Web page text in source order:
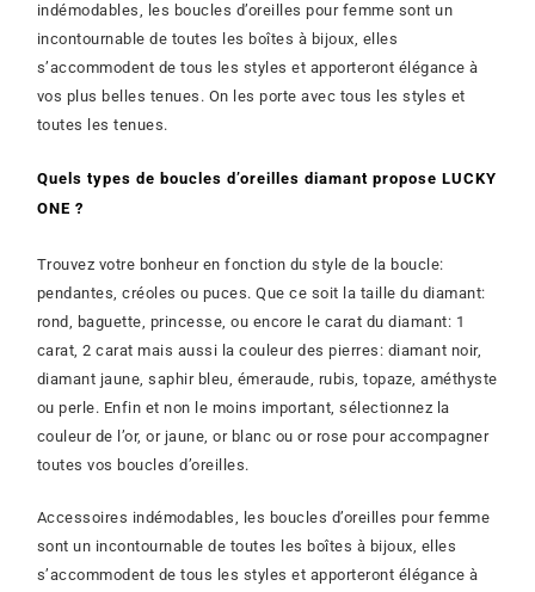
indémodables, les boucles d’oreilles pour femme sont un
incontournable de toutes les boîtes à bijoux, elles
s’accommodent de tous les styles et apporteront élégance à
vos plus belles tenues. On les porte avec tous les styles et
toutes les tenues.
Quels types de boucles d’oreilles diamant propose LUCKY
ONE ?
Trouvez votre bonheur en fonction du style de la boucle:
pendantes, créoles ou puces. Que ce soit la taille du diamant:
rond, baguette, princesse, ou encore le carat du diamant: 1
carat, 2 carat mais aussi la couleur des pierres: diamant noir,
diamant jaune, saphir bleu, émeraude, rubis, topaze, améthyste
ou perle. Enfin et non le moins important, sélectionnez la
couleur de l’or, or jaune, or blanc ou or rose pour accompagner
toutes vos boucles d’oreilles.
Accessoires indémodables, les boucles d’oreilles pour femme
sont un incontournable de toutes les boîtes à bijoux, elles
s’accommodent de tous les styles et apporteront élégance à